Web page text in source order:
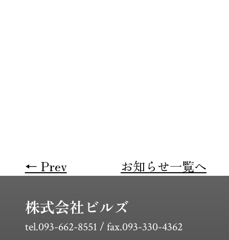
← Prev お知らせ一覧へ
株式会社ビルズ
tel.093-662-8551 / fax.093-330-4362